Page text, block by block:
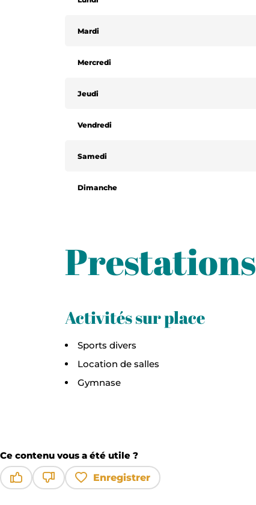
Mardi
Mercredi
Jeudi
Vendredi
Samedi
Dimanche
Prestations
Activités sur place
Sports divers
Location de salles
Gymnase
Ce contenu vous a été utile ?
Enregistrer